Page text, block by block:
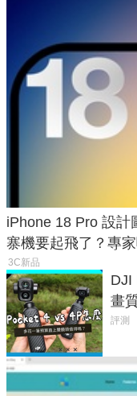
iPhone 18 Pro 設計
寨機要起飛了？專
3C新品
DJI
畫
析
評測